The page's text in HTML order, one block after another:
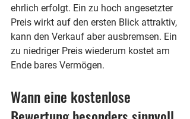
ehrlich erfolgt. Ein zu hoch angesetzter
Preis wirkt auf den ersten Blick attraktiv,
kann den Verkauf aber ausbremsen. Ein
zu niedriger Preis wiederum kostet am
Ende bares Vermögen.
Wann eine kostenlose